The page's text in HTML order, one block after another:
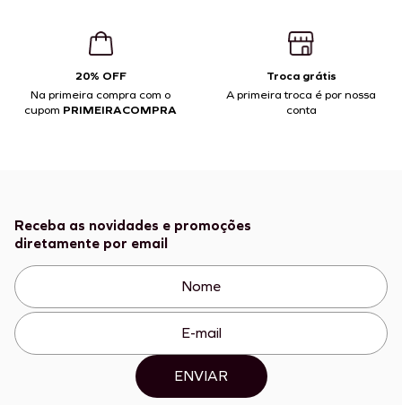
20% OFF
Na primeira compra com o
cupom PRIMEIRACOMPRA
Troca grátis
A primeira troca é por nossa
conta
Receba as novidades e promoções
diretamente por email
ENVIAR